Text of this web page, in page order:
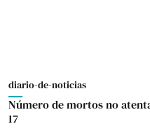
diario-de-noticias
Número de mortos no
17